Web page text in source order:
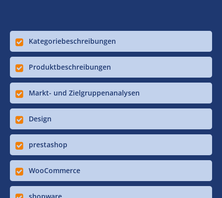
Kategoriebeschreibungen
Produktbeschreibungen
Markt- und Zielgruppenanalysen
Design
prestashop
WooCommerce
shopware